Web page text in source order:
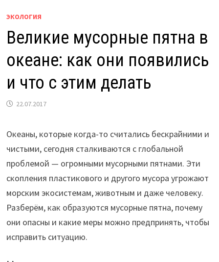
ЭКОЛОГИЯ
Великие мусорные пятна в
океане: как они появились
и что с этим делать
22.07.2017
Океаны, которые когда-то считались бескрайними и
чистыми, сегодня сталкиваются с глобальной
проблемой — огромными мусорными пятнами. Эти
скопления пластикового и другого мусора угрожают
морским экосистемам, животным и даже человеку.
Разберём, как образуются мусорные пятна, почему
они опасны и какие меры можно предпринять, чтобы
исправить ситуацию.